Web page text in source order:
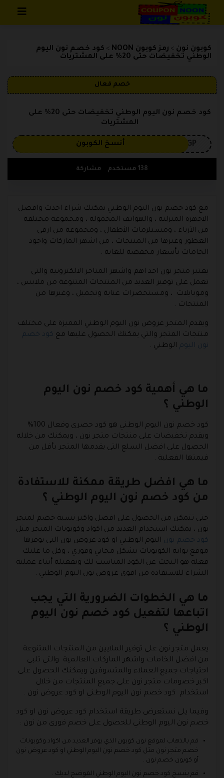
كوبون نون > رمز كوبون NOON > كود خصم نون اليوم
الوطني تخفيضات حتى 20% على المشتريات
خصم فعال
كود خصم نون اليوم الوطني تخفيضات حتى 20% على
المشتريات
3GP أنسخ الكوبون
138 مستخدم مشاركة
مع كود خصم نون اليوم الوطني يمكنك شراء احدث وافضل
الاجهزة المنزلية ، والهواتف المحمولة ، ومجموعة مختلفة
من الأزياء ، ومستلزمات الأطفال ، ومجموعة من ارقى
العطور وغيرها من المنتجات ، من اشهر الماركات واجود
الخامات بأسعار مخفضة للغاية .
يعتبر متجر نون احد اهم واشهر المتاجر الالكترونية والتى
تعمل على توفير العديد من المنتجات المتنوعة من ملابس ،
وموبايلات ، ومستحضرات عناية وتجميل ، وغيرها من
المنتجات .
ويقدم المتجر عروض نون اليوم الوطني المميزة على مختلف
منتجات المتجر والتي يمكنك الحصول عليها مع كود خصم
نون اليوم الوطني .
ما هي أهمية كود خصم نون اليوم
الوطني ؟
كود خصم نون اليوم الوطني هو كود حصرى وفعال 100%
ويقدم تخفيضات على منتجات متجر نون ، ويمكنك من خلاله
الحصول على افضل السلع التى يقدمها المتجر بأقل من
قيمتها الفعلية .
ما هي افضل طريقة ممكنة للاستفادة
من كود خصم نون اليوم الوطني ؟
حتى تتمكن من الحصول على افضل واكبر نسبة خصم لمتجر
نون ، يمكنك استخدام العديد من اكواد وكوبونات المتجر مثل
كود خصم نون اليوم الوطني او كود عروض نون التى يوفرها
موقع بوابة الكوبونات بشكل مجاني وفوري ، وكل ما عليك
فعلة هو البحث عن الكود المناسب لك وتفعيله أثناء عملية
الشراء للاستفادة من اقوى عروض نون اليوم الوطني .
ما هي الخطوات الضرورية التي يجب
اتباعها لتفعيل كود خصم نون اليوم
الوطني ؟
يعمل متجر نون على توفير الملايين من المنتجات المتنوعة
من افضل الخامات واشهر الماركات العالمية والتي تلبي
احتياجات جميع العملاء والمتسوقين ويمكنك الحصول على
اكبر خصومات متجر نون على جميع المنتجات من خلال
استخدام كود خصم نون اليوم الوطني او كود عروض نون .
وفيما يلى نستعرض طريقة استخدام كود عروض نون او كود
خصم نون اليوم الوطني للحصول على خصم فورى من نون :
قم بالذهاب لموقع نون كوبون الذي يوفر العديد من اكواد وكوبونات
خصم متجر نون مثل كود خصم نون اليوم الوطني او كود عروض نون
أو كوبون خصم نون .
قم بنسخ كود خصم نون اليوم الوطني الموضح لديك .